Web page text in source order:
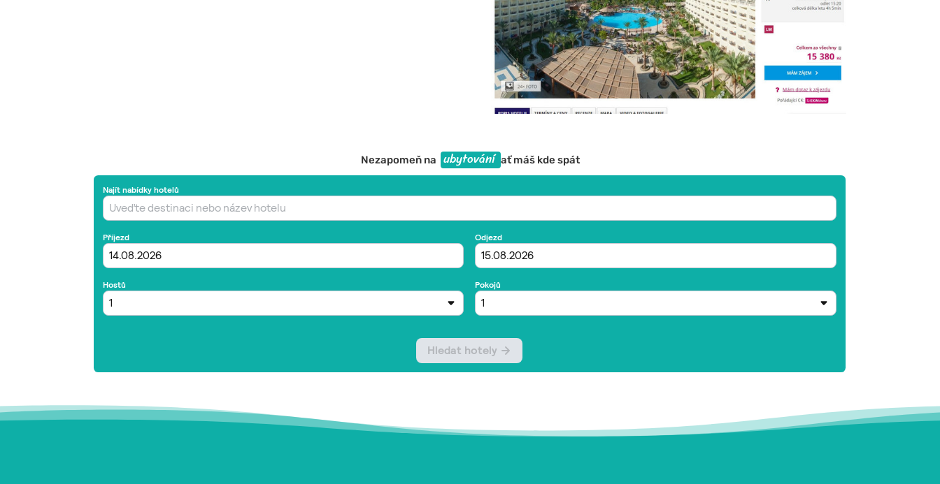
Nezapomeň na ubytování ať máš kde spát